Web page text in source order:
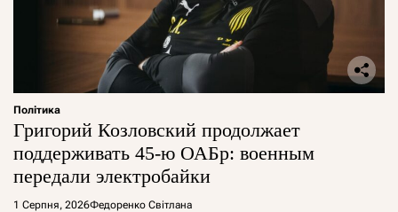
Політика
Григорий Козловский продолжает
поддерживать 45-ю ОАБр: военным
передали электробайки
1 Серпня, 2026Федоренко Світлана